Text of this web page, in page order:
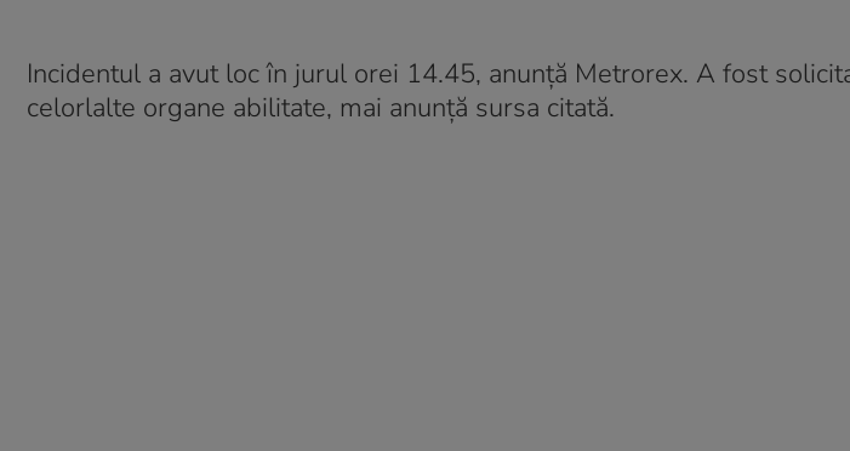
Incidentul a avut loc în jurul orei 14.45, anunță Metrorex. A fost
celorlalte organe abilitate, mai anunță sursa citată.